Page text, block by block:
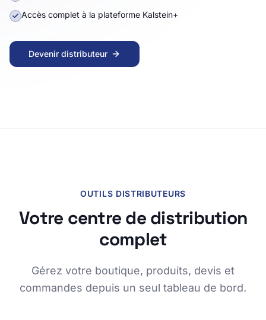
Accès complet à la plateforme Kalstein+
Devenir distributeur
OUTILS DISTRIBUTEURS
Votre centre de distribution
complet
Gérez votre boutique, produits, devis et
commandes depuis un seul tableau de bord.